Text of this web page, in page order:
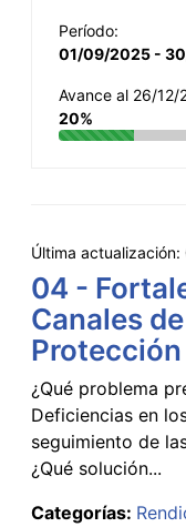
Período:
01/09/2025 -
Avance al 26/12/
20%
Última actualización:
04 -
Canales
¿Qué problema
Deficiencias en
seguimiento de
¿Qué solución...
Categorías: